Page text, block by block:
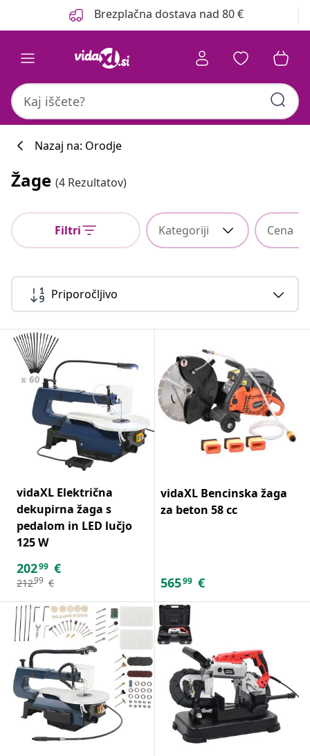
Brezplačna dostava nad 80 €
Nazaj na: Orodje
Žage (4 Rezultatov)
Filtri Kategoriji Cena
Priporočljivo
vidaXL Električna
dekupirna žaga s
pedalom in LED lučjo
125 W
20299 €
21299 €
vidaXL Bencinska žaga
za beton 58 cc
56599 €